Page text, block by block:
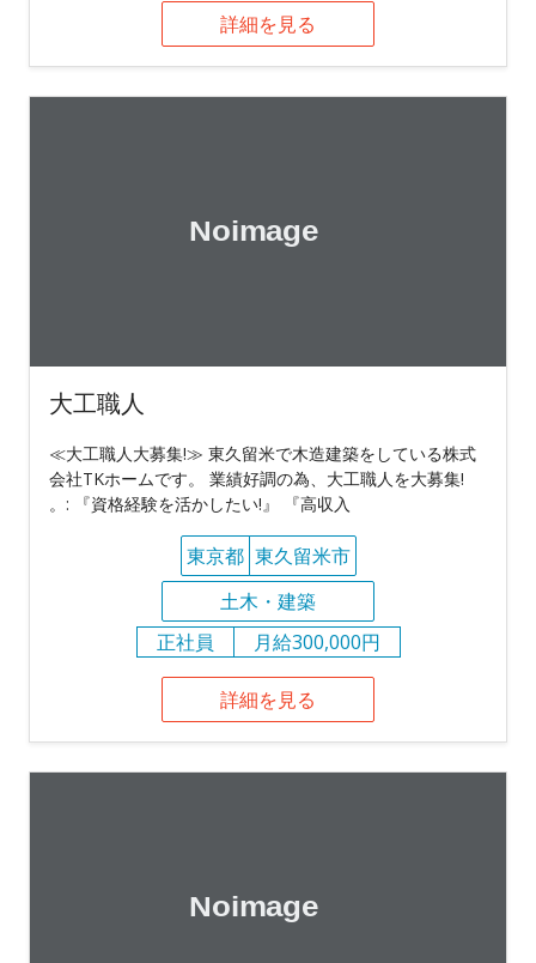
詳細を見る
大工職人
≪大工職人大募集!≫ 東久留米で木造建築をしている株式
会社TKホームです。 業績好調の為、大工職人を大募集!
。: 『資格経験を活かしたい!』 『高収入
東京都 東久留米市
土木・建築
正社員
月給300,000円
詳細を見る